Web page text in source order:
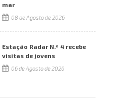
mar
08 de Agosto de 2026
Estação Radar N.º 4 recebe
visitas de jovens
06 de Agosto de 2026